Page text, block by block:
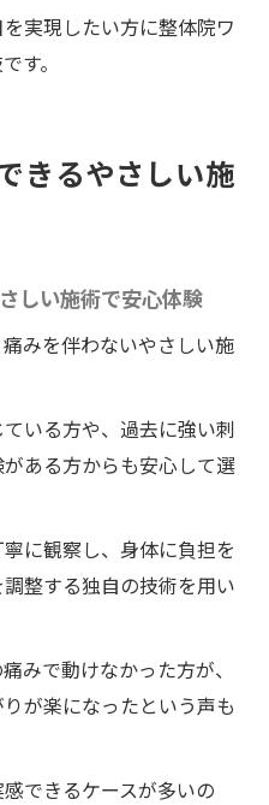
実現したい方に整体院ワ
す。
きるやさしい施
しい施術で安心体験
みを伴わないやさしい施
いる方や、過去に強い刺
ある方からも安心して選
に観察し、身体に負担を
整する独自の技術を用い
みで動けなかった方が、
が楽になったという声も
できるケースが多いの